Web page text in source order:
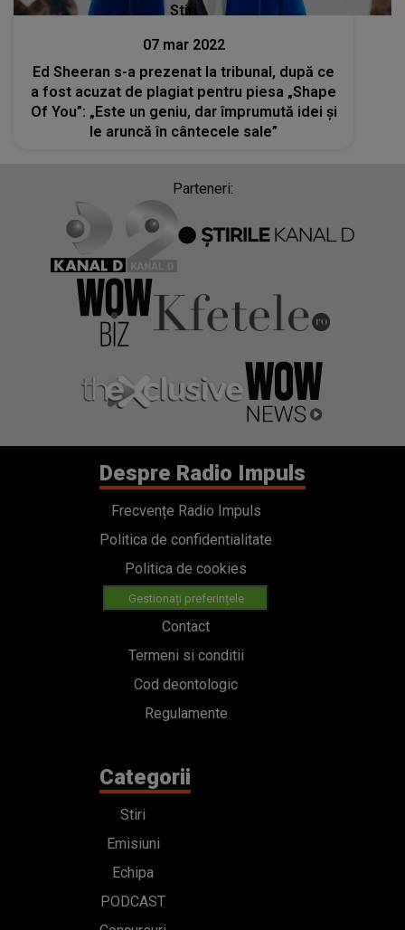
Stiri
07 mar 2022
Ed Sheeran s-a prezenat la tribunal, după ce
a fost acuzat de plagiat pentru piesa „Shape
Of You”: „Este un geniu, dar împrumută idei și
le aruncă în cântecele sale”
Parteneri:
Despre Radio Impuls
Frecvențe Radio Impuls
Politica de confidentialitate
Politica de cookies
Gestionați preferințele
Contact
Termeni si conditii
Cod deontologic
Regulamente
Categorii
Stiri
Emisiuni
Echipa
PODCAST